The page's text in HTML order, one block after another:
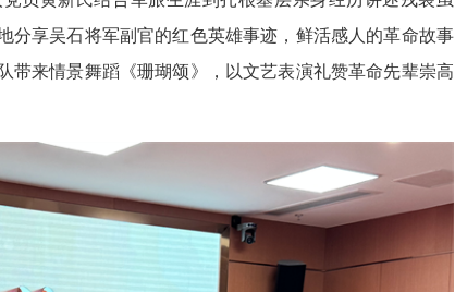
分享吴石将军副官的红色英雄事迹，鲜活感人的革命故事
带来情景舞蹈《珊瑚颂》，以文艺表演礼赞革命先辈崇高